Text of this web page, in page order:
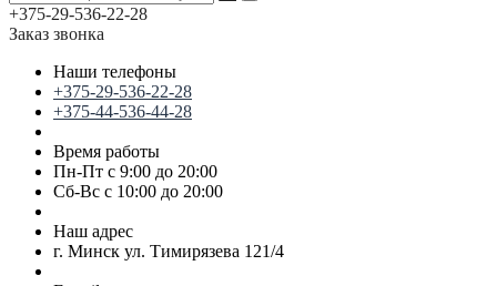
+375-29-536-22-28
Заказ звонка
Наши телефоны
+375-29-536-22-28
+375-44-536-44-28
Время работы
Пн-Пт с 9:00 до 20:00
Сб-Вс с 10:00 до 20:00
Наш адрес
г. Минск ул. Тимирязева 121/4